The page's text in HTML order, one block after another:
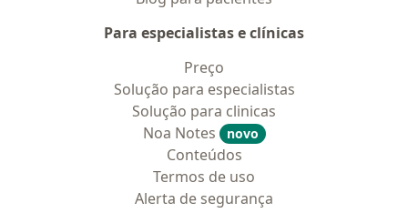
Para especialistas e clínicas
Preço
Solução para especialistas
Solução para clinicas
Noa Notes
novo
Conteúdos
Termos de uso
Alerta de segurança